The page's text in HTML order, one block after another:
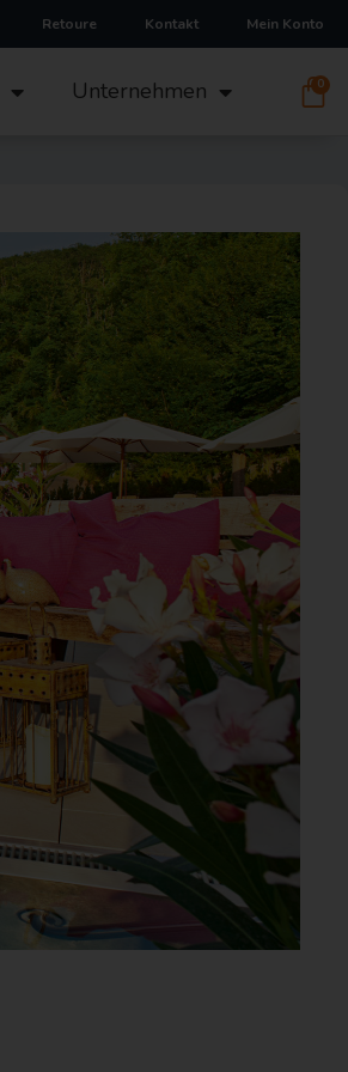
Retoure Kontakt Mein Konto
Unternehmen 0
der Dialog geschlossen. Seine Funktionalität
Die erste Service-Gruppe